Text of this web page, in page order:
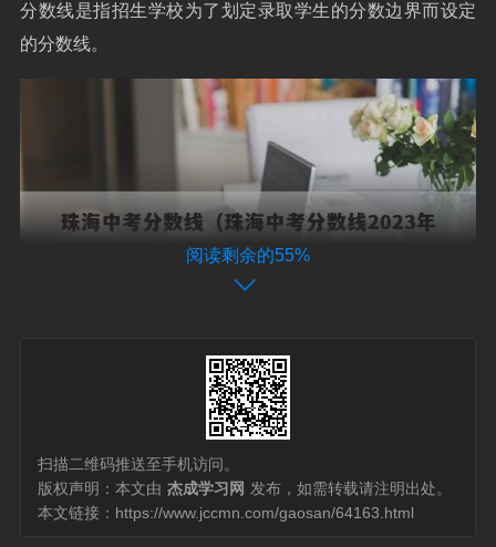
分数线是指招生学校为了划定录取学生的分数边界而设定
的分数线。
今年的中考录取分数线珠海
现将我市2023年中考普通高中录取最低控制分数线和投档
分数线相关情况公布如下：珠海市第一中学、珠海市第二
阅读剩余的55%
扫描二维码推送至手机访问。
版权声明：本文由 杰成学习网 发布，如需转载请注明出处。
本文链接： https://www.jccmn.com/gaosan/64163.html